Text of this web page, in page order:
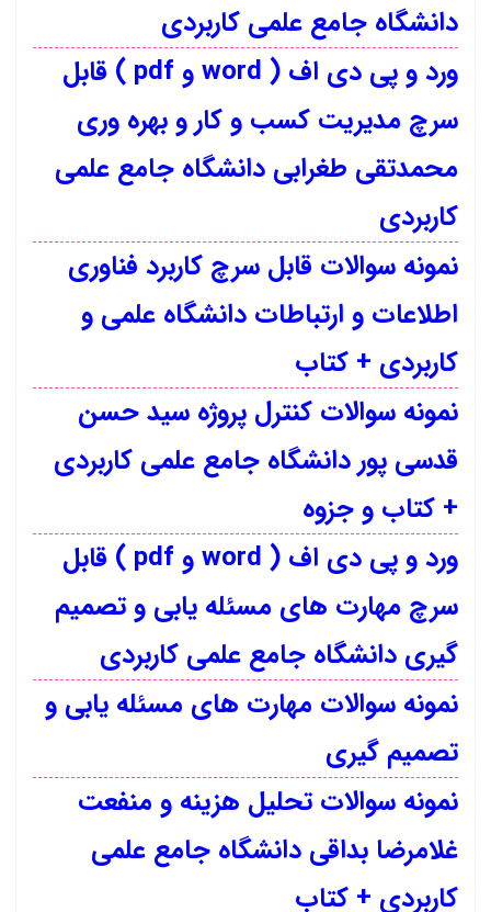
دانشگاه جامع علمی کاربردی
ورد و پی دی اف ( word و pdf ) قابل
سرچ مدیریت کسب و کار و بهره وری
محمدتقی طغرابی دانشگاه جامع علمی
کاربردی
نمونه سوالات قابل سرچ کاربرد فناوری
اطلاعات و ارتباطات دانشگاه علمی و
کاربردی + کتاب
نمونه سوالات کنترل پروژه سید حسن
قدسی پور دانشگاه جامع علمی کاربردی
+ کتاب و جزوه
ورد و پی دی اف ( word و pdf ) قابل
سرچ مهارت های مسئله یابی و تصمیم
گیری دانشگاه جامع علمی کاربردی
نمونه سوالات مهارت های مسئله یابی و
تصمیم گیری
نمونه سوالات تحلیل هزینه و منفعت
غلامرضا بداقی دانشگاه جامع علمی
کاربردی + کتاب